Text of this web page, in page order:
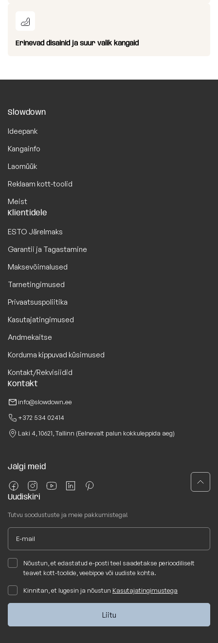
Erinevad disainid ja suur valik kangaid
Slowdown
Ideepank
Kangainfo
Laomüük
Reklaam kott-toolid
Meist
Klientidele
ESTO Järelmaks
Garantii ja Tagastamine
Maksevõimalused
Tarnetingimused
Privaatsuspoliitika
Kasutajatingimused
Andmekaitse
Korduma kippuvad küsimused
Kontakt/Rekvisiidid
Kontakt
info@slowdown.ee
+372 534 02414
Laki 4, 10621, Tallinn (Eelnevalt palun kokkuleppida aeg)
Jälgi meid
Uudiskiri
Tutvu soodustuste ja meie pakkumistega!
Nõustun, et edastatud e-posti teel saadetakse perioodiliselt
teavet kott-toolide, veebipoe või uudiste kohta.
Kinnitan, et lugesin ja nõustun Kasutajatingimustega